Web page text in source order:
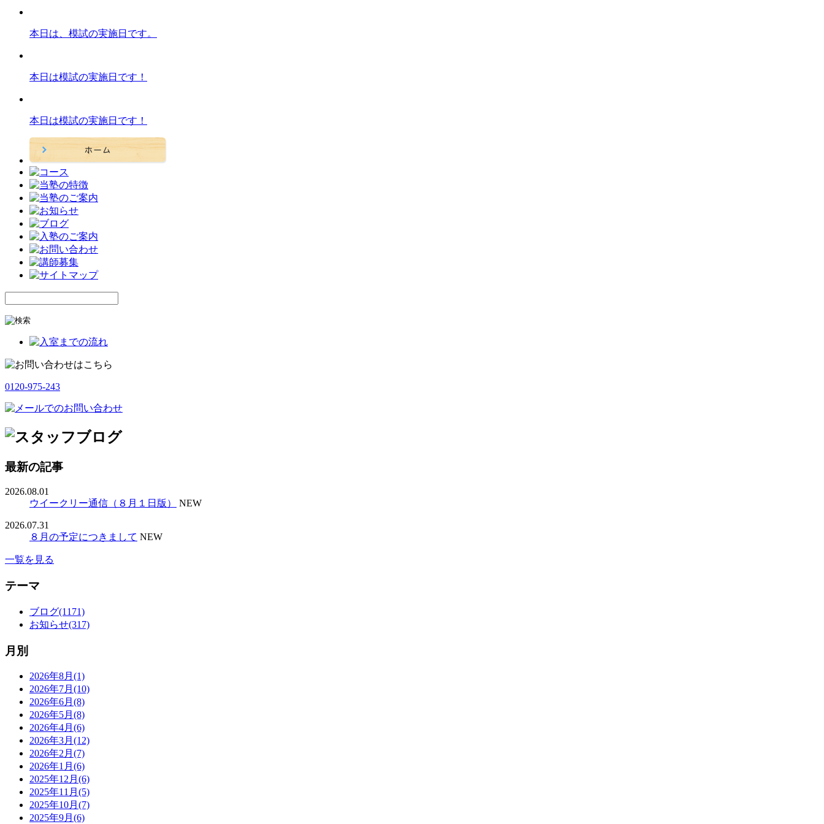
本日は、模試の実施日です。
本日は模試の実施日です！
本日は模試の実施日です！
0120-975-243
最新の記事
2026.08.01
ウイークリー通信（８月１日版）
NEW
2026.07.31
８月の予定につきまして NEW
一覧を見る
テーマ
ブログ(1171)
お知らせ(317)
月別
2026年8月(1)
2026年7月(10)
2026年6月(8)
2026年5月(8)
2026年4月(6)
2026年3月(12)
2026年2月(7)
2026年1月(6)
2025年12月(6)
2025年11月(5)
2025年10月(7)
2025年9月(6)